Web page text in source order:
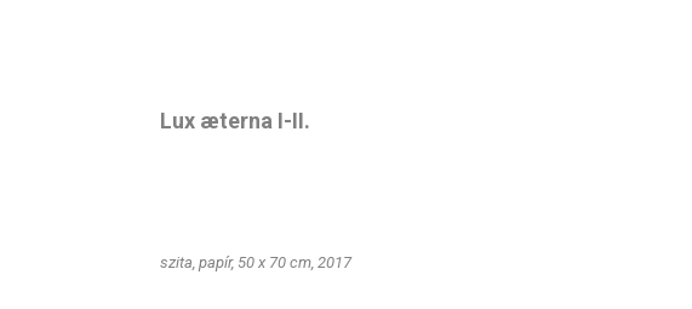
Lux æterna I-II.
szita, papír, 50 x 70 cm, 2017